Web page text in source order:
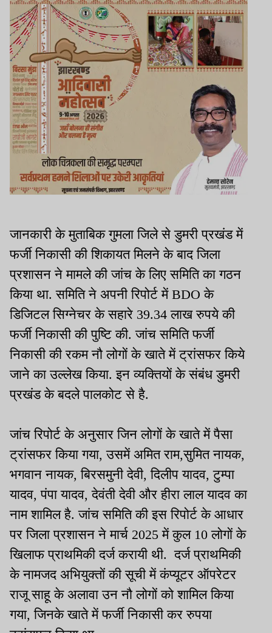
जानकारी के मुताबिक गुमला जिले से डुमरी प्रखंड में
फर्जी निकासी की शिकायत मिलने के बाद जिला
प्रशासन ने मामले की जांच के लिए समिति का गठन
किया था. समिति ने अपनी रिपोर्ट में BDO के
डिजिटल सिग्नेचर के सहारे 39.34 लाख रुपये की
फर्जी निकासी की पुष्टि की. जांच समिति फर्जी
निकासी की रकम नौ लोगों के खाते में ट्रांसफर किये
जाने का उल्लेख किया. इन व्यक्तियों के संबंध डुमरी
प्रखंड के बदले पालकोट से है.
जांच रिपोर्ट के अनुसार जिन लोगों के खाते में पैसा
ट्रांसफर किया गया, उसमें अमित राम,सुमित नायक,
भगवान नायक, बिरसमुनी देवी, दिलीप यादव, टुम्पा
यादव, पंपा यादव, देवंती देवी और हीरा लाल यादव का
नाम शामिल है. जांच समिति की इस रिपोर्ट के आधार
पर जिला प्रशासन ने मार्च 2025 में कुल 10 लोगों के
खिलाफ प्राथमिकी दर्ज करायी थी. दर्ज प्राथमिकी
के नामजद अभियुक्तों की सूची में कंप्यूटर ऑपरेटर
राजू साहू के अलावा उन नौ लोगों को शामिल किया
गया, जिनके खाते में फर्जी निकासी कर रुपया